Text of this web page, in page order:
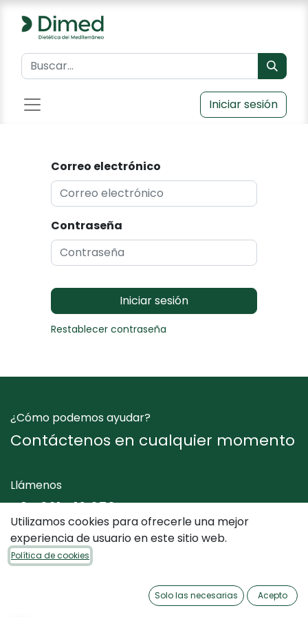
Iniciar sesión
Correo electrónico
Contraseña
Iniciar sesión
Restablecer contraseña
¿Cómo podemos ayudar?
Contáctenos en cualquier momento
Llámenos
+34 961 412 050
Envíenos un mensaje
Utilizamos cookies para ofrecerle una mejor
experiencia de usuario en este sitio web.
Política de cookies
Solo las necesarias Acepto